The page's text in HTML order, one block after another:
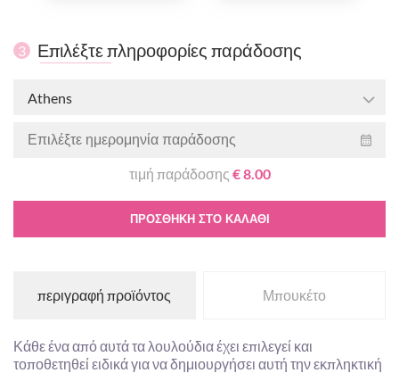
3 Επιλέξτε πληροφορίες παράδοσης
Athens
τιμή παράδοσης € 8.00
ΠΡΟΣΘΉΚΗ ΣΤΟ ΚΑΛΆΘΙ
περιγραφή προϊόντος Μπουκέτο
Κάθε ένα από αυτά τα λουλούδια έχει επιλεγεί και
τοποθετηθεί ειδικά για να δημιουργήσει αυτή την εκπληκτική